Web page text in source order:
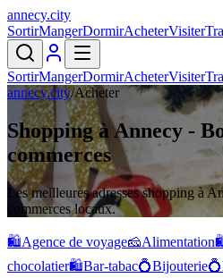
annecy.city
SortirMangerDormirAcheterVisiter
SortirMangerDormirAcheterVisiter
annecy.city/Acheter
Shopping à Annecy -
commerces
Les meilleures adresses shopping à
commerces locaux.
🛍️Agence de voyage🧀Alimentation
chocolatier🛍️Bar-tabac💍Bijouterie💍